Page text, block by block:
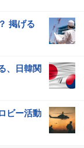
掲げる
、日韓関
ビー活動